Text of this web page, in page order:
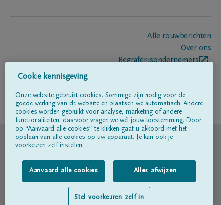
Alle rouwberichten
Over ons
Begrafenisondernemers
Volg ons op
© DELA
Gebruiksvoorwaarden
Privacyverklaring
Toegankelijkheidsverklaring
Cookie kennisgeving
Onze website gebruikt cookies. Sommige zijn nodig voor de
goede werking van de website en plaatsen we automatisch. Andere
cookies worden gebruikt voor analyse, marketing of andere
functionaliteiten; daarvoor vragen we wél jouw toestemming. Door
op “Aanvaard alle cookies” te klikken gaat u akkoord met het
opslaan van alle cookies op uw apparaat. Je kan ook je
voorkeuren zelf instellen.
Aanvaard alle cookies Alles afwijzen
Stel voorkeuren zelf in